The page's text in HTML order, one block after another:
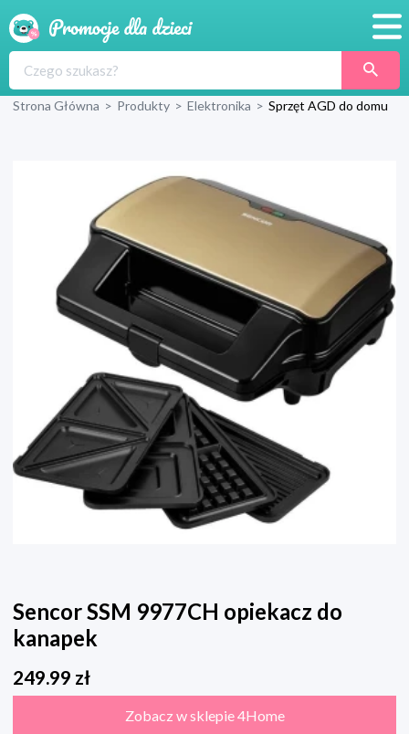
Produkty
Strona Główna > Produkty > Elektronika > Sprzęt AGD do domu
Sencor SSM 9977CH opiekacz do
kanapek
249.99 zł
Zobacz w sklepie 4Home